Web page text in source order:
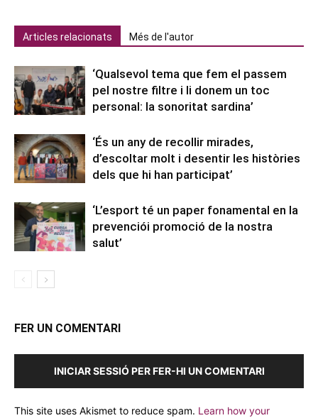
Articles relacionats Més de l'autor
‘Qualsevol tema que fem el passem
pel nostre filtre i li donem un toc
personal: la sonoritat sardina’
‘És un any de recollir mirades,
d’escoltar molt i desentir les històries
dels que hi han participat’
‘L’esport té un paper fonamental en la
prevenciói promoció de la nostra
salut’
FER UN COMENTARI
INICIAR SESSIÓ PER FER-HI UN COMENTARI
This site uses Akismet to reduce spam. Learn how your